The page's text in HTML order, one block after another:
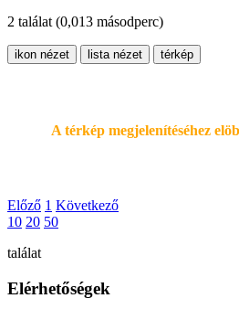
2 találat(0,013 másodperc)
ikon nézet lista nézet térkép
A térkép megjelenítéséhez
Előző 1 Következő
10 20 50
találat
Elérhetőségek